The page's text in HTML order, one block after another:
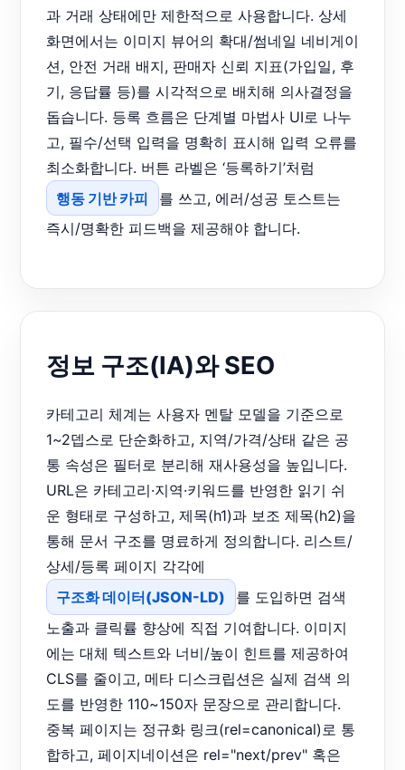
과 거래 상태에만 제한적으로 사용합니다. 상세
화면에서는 이미지 뷰어의 확대/썸네일 네비게이
션, 안전 거래 배지, 판매자 신뢰 지표(가입일, 후
기, 응답률 등)를 시각적으로 배치해 의사결정을
돕습니다. 등록 흐름은 단계별 마법사 UI로 나누
고, 필수/선택 입력을 명확히 표시해 입력 오류를
최소화합니다. 버튼 라벨은 ‘등록하기’처럼
행동 기반 카피
를 쓰고, 에러/성공 토스트는
즉시/명확한 피드백을 제공해야 합니다.
정보 구조(IA)와 SEO
카테고리 체계는 사용자 멘탈 모델을 기준으로
1~2뎁스로 단순화하고, 지역/가격/상태 같은 공
통 속성은 필터로 분리해 재사용성을 높입니다.
URL은 카테고리·지역·키워드를 반영한 읽기 쉬
운 형태로 구성하고, 제목(h1)과 보조 제목(h2)을
통해 문서 구조를 명료하게 정의합니다. 리스트/
상세/등록 페이지 각각에
구조화 데이터(JSON-LD)
를 도입하면 검색
노출과 클릭률 향상에 직접 기여합니다. 이미지
에는 대체 텍스트와 너비/높이 힌트를 제공하여
CLS를 줄이고, 메타 디스크립션은 실제 검색 의
도를 반영한 110~150자 문장으로 관리합니다.
중복 페이지는 정규화 링크(rel=canonical)로 통
합하고, 페이지네이션은 rel="next/prev" 혹은